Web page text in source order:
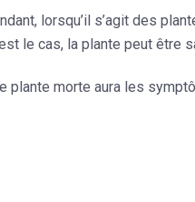
lorsqu’il s’agit des
le cas, la plante peut être
plante morte aura les